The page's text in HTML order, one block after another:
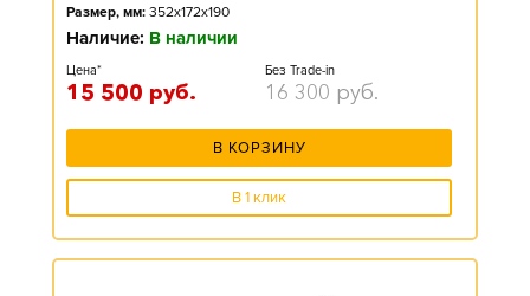
Размер, мм: 352x172x190
Наличие: В наличии
Цена*
15 500 руб.
Без Trade-in
16 300 руб.
В КОРЗИНУ
В 1 клик